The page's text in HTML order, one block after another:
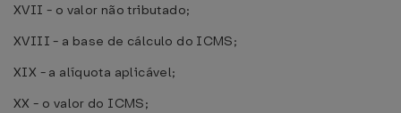
XVII - o valor não tributado;
XVIII - a base de cálculo do ICMS;
XIX - a alíquota aplicável;
XX - o valor do ICMS;